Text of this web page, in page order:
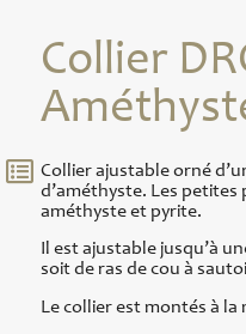
Collier
Collier ajustable orné
d’améthyste. Les petites
améthyste et pyrite.
Il est ajustable jusqu’à
soit de ras de cou à
Le collier est montés à la